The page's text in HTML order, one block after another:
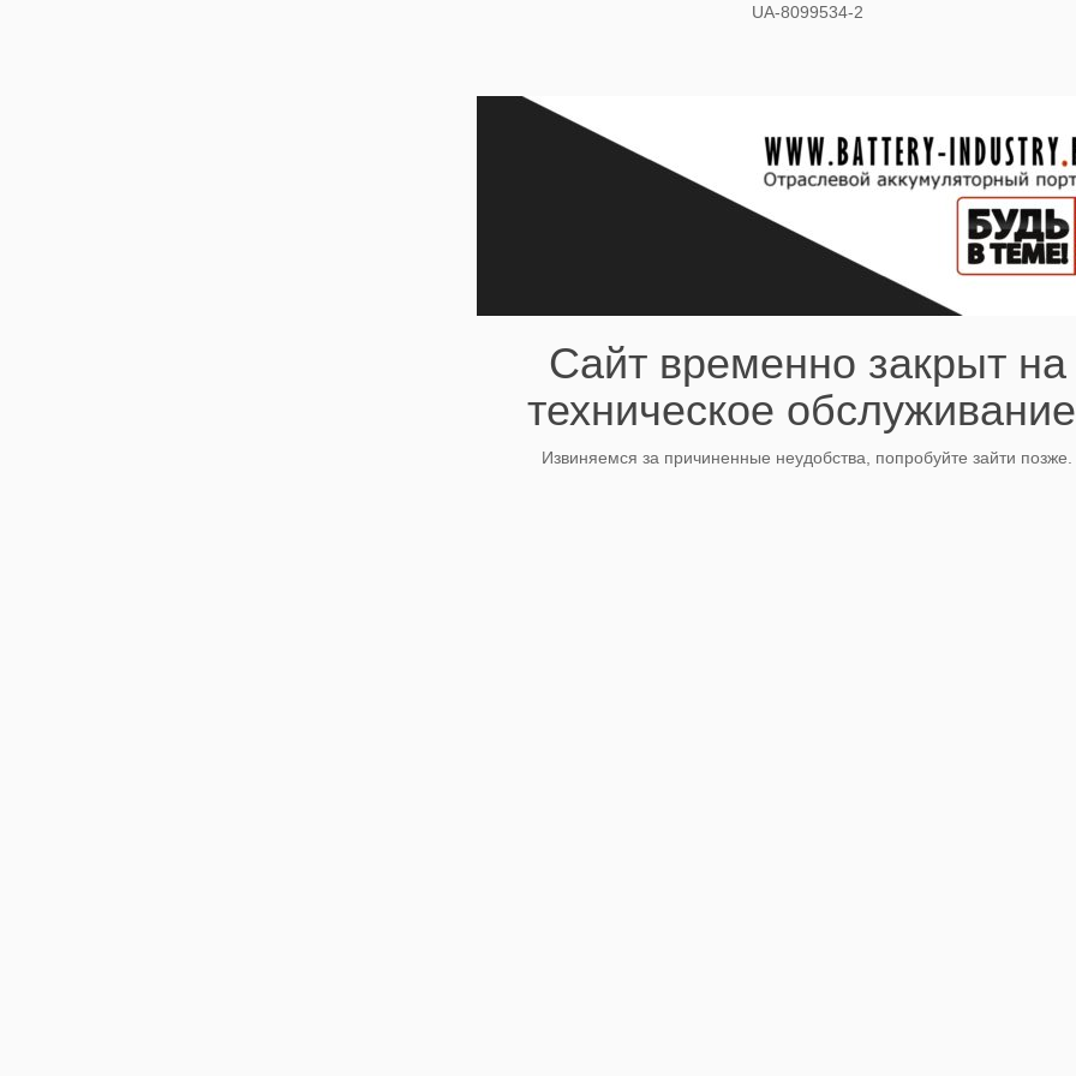
UA-8099534-2
Сайт временно закрыт на
техническое
Извиняемся за причиненные неудобства, попробуйте зайти позже.